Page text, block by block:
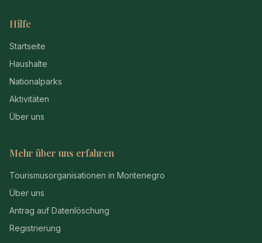
Hilfe
Startseite
Haushalte
Nationalparks
Aktivitäten
Über uns
Mehr über uns erfahren
Tourismusorganisationen in Montenegro
Über uns
Antrag auf Datenlöschung
Registrierung